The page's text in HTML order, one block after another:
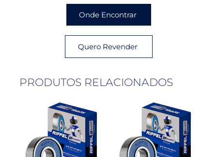
Onde Encontrar
Quero Revender
PRODUTOS RELACIONADOS